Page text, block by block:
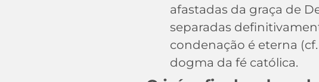
afastadas da graça de
separadas
condenação é eterna (cf.
dogma da fé católica.